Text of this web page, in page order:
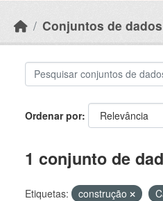
Conjuntos de dados
Ordenar por
1 conjunto de
Etiquetas: construção